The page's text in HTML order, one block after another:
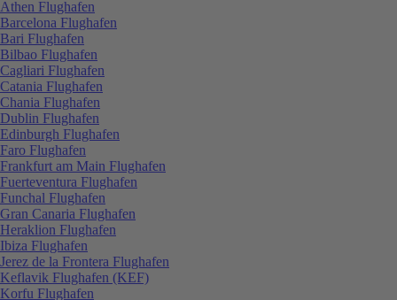
Athen Flughafen
Barcelona Flughafen
Bari Flughafen
Bilbao Flughafen
Cagliari Flughafen
Catania Flughafen
Chania Flughafen
Dublin Flughafen
Edinburgh Flughafen
Faro Flughafen
Frankfurt am Main Flughafen
Fuerteventura Flughafen
Funchal Flughafen
Gran Canaria Flughafen
Heraklion Flughafen
Ibiza Flughafen
Jerez de la Frontera Flughafen
Keflavik Flughafen (KEF)
Korfu Flughafen